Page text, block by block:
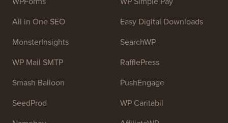
Personal!
OptinMonster
WPForms
Duplicator
WP Simple Pay